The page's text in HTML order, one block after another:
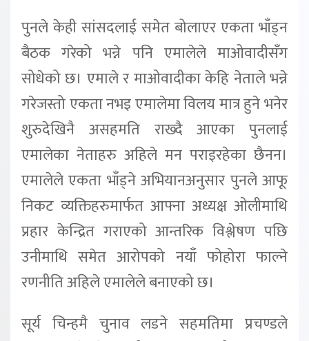
पुनले केही सांसदलाई समेत बोलाएर एकता भाँड्न
बैठक गरेको भन्ने पनि एमालेले माओवादीसँग
सोधेको छ। एमाले र माओवादीका केहि नेताले भन्ने
गरेजस्तो एकता नभइ एमालेमा विलय मात्र हुने भनेर
शुरुदेखिनै असहमति राख्दै आएका पुनलाई
एमालेका नेताहरु अहिले मन पराइरहेका छैनन।
एमालेले एकता भाँड्ने अभियानअनुसार पुनले आफू
निकट व्यक्तिहरुमार्फत आफ्ना अध्यक्ष ओलीमाथि
प्रहार केन्द्रित गराएको आन्तरिक विश्लेषण पछि
उनीमाथि समेत आरोपको नयाँ फोहोरा फाल्ने
रणनीति अहिले एमालेले बनाएको छ।
सूर्य चिन्हमै चुनाव लडने सहमतिमा प्रचण्डले